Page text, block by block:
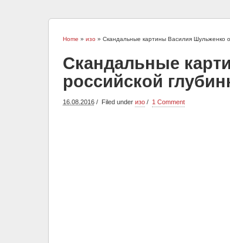
Home » изо » Скандальные картины Василия Шульженко о
Скандальные
российской
16.08.2016 Filed under изо 1 Comment